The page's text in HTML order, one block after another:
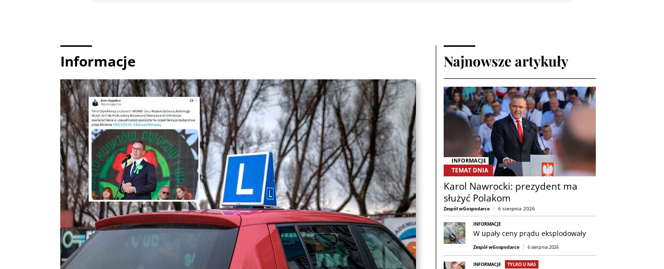
Informacje Najnowsze artykuły
INFORMACJE
TEMAT DNIA
Karol Nawrocki: prezydent ma
służyć Polakom
Zespół wGospodarce 6 sierpnia 2026
INFORMACJE
W upały ceny prądu eksplodowały
Zespół wGospodarce 6 sierpnia 2026
INFORMACJE TYLKO U NAS